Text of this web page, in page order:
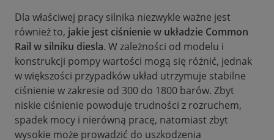
Dla właściwej pracy silnika niezwykle ważne jest
również to, jakie jest ciśnienie w układzie Common
Rail w silniku diesla. W zależności od modelu i
konstrukcji pompy wartości mogą się różnić, jednak
w większości przypadków układ utrzymuje stabilne
ciśnienie w zakresie od 300 do 1800 barów. Zbyt
niskie ciśnienie powoduje trudności z rozruchem,
spadek mocy i nierówną pracę, natomiast zbyt
wysokie może prowadzić do uszkodzenia